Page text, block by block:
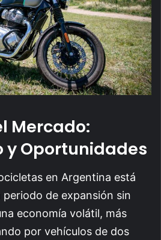
Mercado:
y Oportunidades
en Argentina está
de expansión sin
economía volátil, más
por vehículos de dos